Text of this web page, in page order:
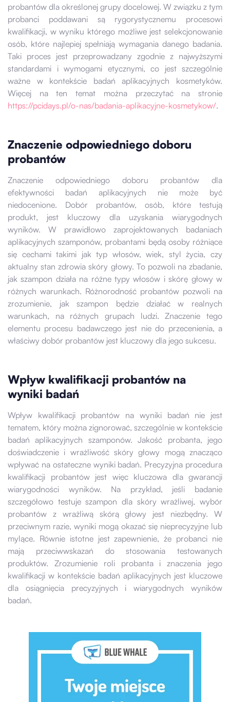
probantów dla określonej grupy docelowej. W związku z tym
probanci poddawani są rygorystycznemu procesowi
kwalifikacji, w wyniku którego możliwe jest selekcjonowanie
osób, które najlepiej spełniają wymagania danego badania.
Taki proces jest przeprowadzany zgodnie z najwyższymi
standardami i wymogami etycznymi, co jest szczególnie
ważne w kontekście badań aplikacyjnych kosmetyków.
Więcej na ten temat można przeczytać na stronie
https://pcidays.pl/o-nas/badania-aplikacyjne-kosmetykow/.
Znaczenie odpowiedniego doboru
probantów
Znaczenie odpowiedniego doboru probantów dla
efektywności badań aplikacyjnych nie może być
niedocenione. Dobór probantów, osób, które testują
produkt, jest kluczowy dla uzyskania wiarygodnych
wyników. W prawidłowo zaprojektowanych badaniach
aplikacyjnych szamponów, probantami będą osoby różniące
się cechami takimi jak typ włosów, wiek, styl życia, czy
aktualny stan zdrowia skóry głowy. To pozwoli na zbadanie,
jak szampon działa na różne typy włosów i skórę głowy w
różnych warunkach. Różnorodność probantów pozwoli na
zrozumienie, jak szampon będzie działać w realnych
warunkach, na różnych grupach ludzi. Znaczenie tego
elementu procesu badawczego jest nie do przecenienia, a
właściwy dobór probantów jest kluczowy dla jego sukcesu.
Wpływ kwalifikacji probantów na
wyniki badań
Wpływ kwalifikacji probantów na wyniki badań nie jest
tematem, który można zignorować, szczególnie w kontekście
badań aplikacyjnych szamponów. Jakość probanta, jego
doświadczenie i wrażliwość skóry głowy mogą znacząco
wpływać na ostateczne wyniki badań. Precyzyjna procedura
kwalifikacji probantów jest więc kluczowa dla gwarancji
wiarygodności wyników. Na przykład, jeśli badanie
szczegółowo testuje szampon dla skóry wrażliwej, wybór
probantów z wrażliwą skórą głowy jest niezbędny. W
przeciwnym razie, wyniki mogą okazać się nieprecyzyjne lub
mylące. Równie istotne jest zapewnienie, że probanci nie
mają przeciwwskazań do stosowania testowanych
produktów. Zrozumienie roli probanta i znaczenia jego
kwalifikacji w kontekście badań aplikacyjnych jest kluczowe
dla osiągnięcia precyzyjnych i wiarygodnych wyników
badań.